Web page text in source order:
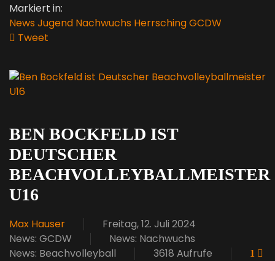
Markiert in:
News Jugend Nachwuchs HerrschingGCDW
Tweet
BEN BOCKFELD IST
DEUTSCHER
BEACHVOLLEYBALLMEISTER
U16
Max Hauser
Freitag, 12. Juli 2024
News: GCDW
News: Nachwuchs
News: Beachvolleyball
3618 Aufrufe
1